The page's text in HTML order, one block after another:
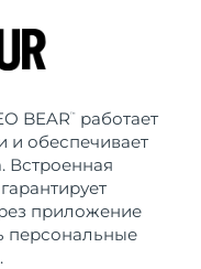
BEAR ™
работает
и обеспечивает
Встроенная
приложение
персональные